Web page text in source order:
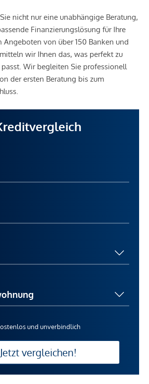
nicht nur eine unabhängige Beratung,
Finanzierungslösung für Ihre
Angeboten von über 150 Banken und
wir Ihnen das, was perfekt zu
passt. Wir begleiten Sie professionell
der ersten Beratung bis zum
und unverbindlich
Jetzt vergleichen!